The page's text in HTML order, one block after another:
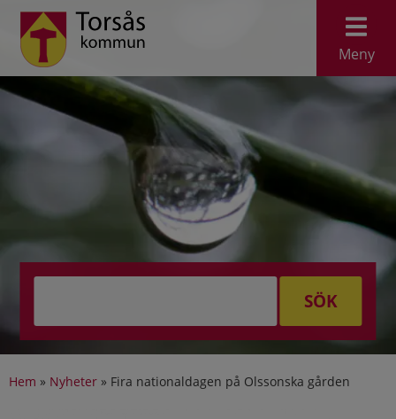
Meny
SÖK
Hem » Nyheter » Fira nationaldagen på Olssonska gården